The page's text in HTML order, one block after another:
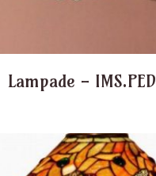
Lampade - IMS.PED